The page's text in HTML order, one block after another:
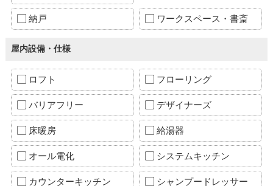
納戸 ワークスペース・書斎
屋内設備・仕様
ロフト フローリング
バリアフリー デザイナーズ
床暖房 給湯器
オール電化 システムキッチン
カウンターキッチン シャンプードレッサー